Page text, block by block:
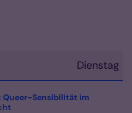
Dienstag
Queer-Sensibilität im
: